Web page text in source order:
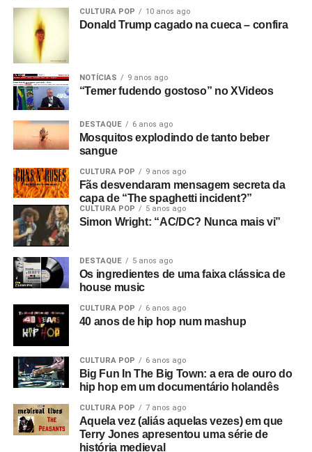
CULTURA POP 10 anos ago
Donald Trump cagado na cueca – confira
NOTÍCIAS 9 anos ago
“Temer fudendo gostoso” no XVideos
DESTAQUE 6 anos ago
Mosquitos explodindo de tanto beber
sangue
CULTURA POP 9 anos ago
Fãs desvendaram mensagem secreta da
capa de “The spaghetti incident?”
CULTURA POP 5 anos ago
Simon Wright: “AC/DC? Nunca mais vi”
DESTAQUE 5 anos ago
Os ingredientes de uma faixa clássica de
house music
CULTURA POP 6 anos ago
40 anos de hip hop num mashup
CULTURA POP 6 anos ago
Big Fun In The Big Town: a era de ouro do
hip hop em um documentário holandês
CULTURA POP 7 anos ago
Aquela vez (aliás aquelas vezes) em que
Terry Jones apresentou uma série de
história medieval